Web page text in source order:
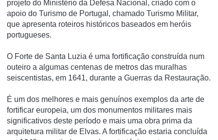
projeto do Ministério da Defesa Nacional, criado com o
apoio do Turismo de Portugal, chamado Turismo Militar,
que apresenta roteiros históricos baseados em heróis
portugueses.
O Forte de Santa Luzia é uma fortificação construída num
outeiro a algumas centenas de metros das muralhas
seiscentistas, em 1641, durante a Guerras da Restauração.
É um dos melhores e mais genuínos exemplos da arte de
fortificar europeia, um dos monumentos militares mais
significativos deste período e mais uma obra prima da
arquitetura militar de Elvas. A fortificação estaria concluída